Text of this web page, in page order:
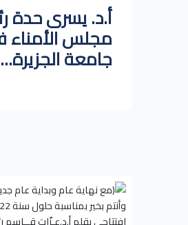
أ.د. يسرى حدة
مجلس الأمناء
جامعة الجزيرة...